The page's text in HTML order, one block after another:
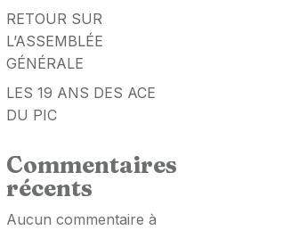
RETOUR SUR
L’ASSEMBLÉE
GÉNÉRALE
LES 19 ANS DES ACE
DU PIC
Commentaires
récents
Aucun commentaire à